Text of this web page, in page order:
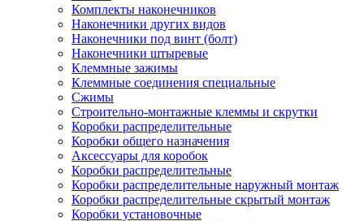
Комплекты наконечников
Наконечники других видов
Наконечники под винт (болт)
Наконечники штыревые
Клеммные зажимы
Клеммные соединения специальные
Сжимы
Строительно-монтажные клеммы и скрутки
Коробки распределительные
Коробки общего назначения
Аксессуары для коробок
Коробки распределительные
Коробки распределительные наружный монтаж
Коробки распределительные скрытый монтаж
Коробки установочные